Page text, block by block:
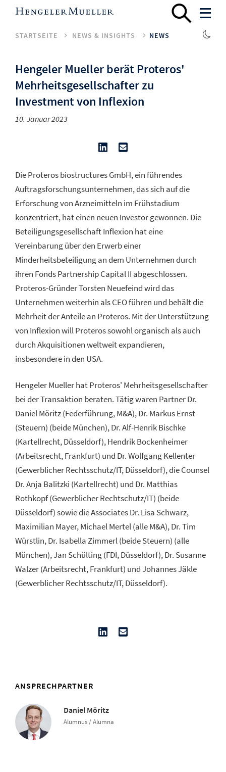
STARTSEITE NEWS & INSIGHTS NEWS
Hengeler Mueller berät Proteros'
Mehrheitsgesellschafter zu
Investment von Inflexion
10. Januar 2023
Die Proteros biostructures GmbH, ein führendes
Auftragsforschungsunternehmen, das sich auf die
Erforschung von Arzneimitteln im Frühstadium
konzentriert, hat einen neuen Investor gewonnen. Die
Beteiligungsgesellschaft Inflexion hat eine
Vereinbarung über den Erwerb einer
Minderheitsbeteiligung an dem Unternehmen durch
ihren Fonds Partnership Capital II abgeschlossen.
Proteros-Gründer Torsten Neuefeind wird das
Unternehmen weiterhin als CEO führen und behält die
Mehrheit der Anteile an Proteros. Mit der Unterstützung
von Inflexion will Proteros sowohl organisch als auch
durch Akquisitionen weltweit expandieren,
insbesondere in den USA.
Hengeler Mueller hat Proteros' Mehrheitsgesellschafter
bei der Transaktion beraten. Tätig waren Partner Dr.
Daniel Möritz (Federführung, M&A), Dr. Markus Ernst
(Steuern) (beide München), Dr. Alf-Henrik Bischke
(Kartellrecht, Düsseldorf), Hendrik Bockenheimer
(Arbeitsrecht, Frankfurt) und Dr. Wolfgang Kellenter
(Gewerblicher Rechtsschutz/IT, Düsseldorf), die Counsel
Dr. Anja Balitzki (Kartellrecht) und Dr. Matthias
Rothkopf (Gewerblicher Rechtschutz/IT) (beide
Düsseldorf) sowie die Associates Dr. Lisa Schwarz,
Maximilian Mayer, Michael Mertel (alle M&A), Dr. Tim
Würstlin, Dr. Isabella Zimmerl (beide Steuern) (alle
München), Jan Schülting (FDI, Düsseldorf), Dr. Susanne
Walzer (Arbeitsrecht, Frankfurt) und Johannes Jäkle
(Gewerblicher Rechtsschutz/IT, Düsseldorf).
ANSPRECHPARTNER
Daniel Möritz
Alumnus / Alumna